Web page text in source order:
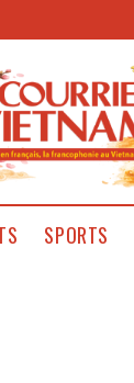
SPORTS